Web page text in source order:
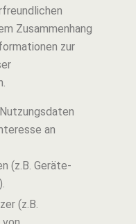
Zusammenhang
zur
an
(z.B. Geräte-
(z.B.